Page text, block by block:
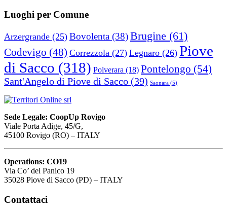
Luoghi per Comune
Arzergrande (25) Bovolenta (38)Brugine (61)
Codevigo (48) Correzzola (27) Legnaro (26) Piove
di Sacco (318) Polverara (18) Pontelongo (54)
Sant'Angelo di Piove di Sacco (39) Saonara (5)
Sede Legale: CoopUp Rovigo
Viale Porta Adige, 45/G,
45100 Rovigo (RO) – ITALY
Operations: CO19
Via Co’ del Panico 19
35028 Piove di Sacco (PD) – ITALY
Contattaci